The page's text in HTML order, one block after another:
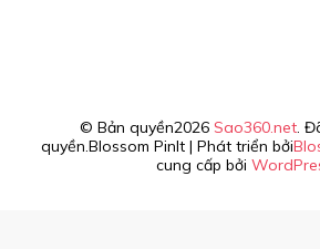
© Bản quyền2026 Sao360.net.
quyền.Blossom PinIt | Phát triển bởi
cung cấp bởi